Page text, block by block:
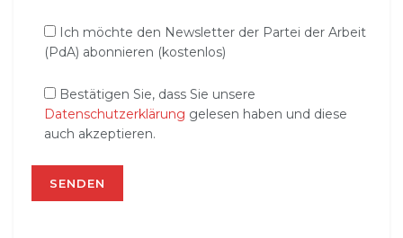
Ich möchte den Newsletter der Partei der Arbeit
(PdA) abonnieren (kostenlos)
Bestätigen Sie, dass Sie unsere
Datenschutzerklärung gelesen haben und diese
auch akzeptieren.